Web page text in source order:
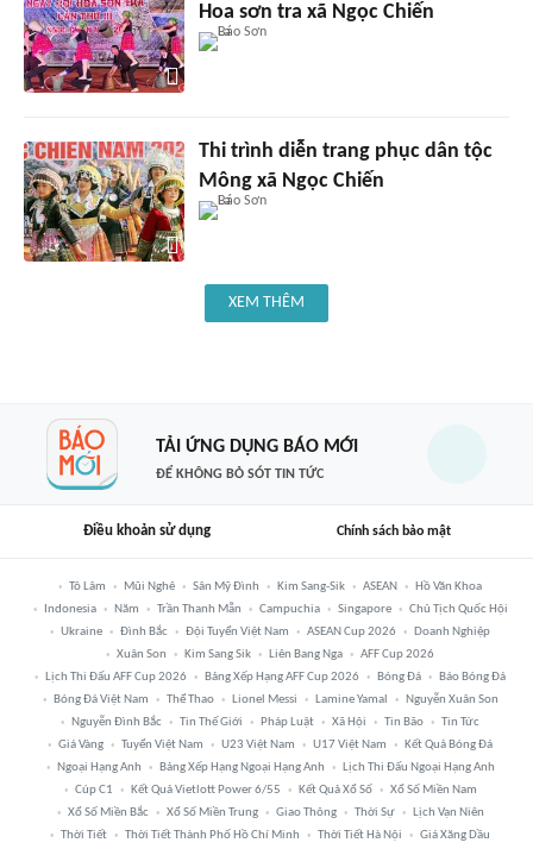
Hoa sơn tra xã Ngọc Chiến
Thi trình diễn trang phục dân tộc
Mông xã Ngọc Chiến
XEM THÊM
TẢI ỨNG DỤNG BÁO MỚI
ĐỂ KHÔNG BỎ SÓT TIN TỨC
Điều khoản sử dụng Chính sách bảo mật
Tô Lâm Mũi Nghê Sân Mỹ Đình Kim Sang-Sik ASEAN
Hồ Văn Khoa
Indonesia
Năm Trần Thanh Mẫn Campuchia Singapore
Chủ Tịch Quốc Hội
Ukraine
Đình Bắc Đội Tuyển Việt Nam ASEAN Cup 2026
Doanh Nghiệp
Xuân Son
Kim Sang Sik Liên Bang Nga
AFF Cup 2026
Lịch Thi Đấu AFF Cup 2026
Bảng Xếp Hạng AFF Cup 2026 Bóng Đá
Báo Bóng Đá
Bóng Đá Việt Nam
Thể Thao Lionel Messi Lamine Yamal
Nguyễn Xuân Son
Nguyễn Đình Bắc
Tin Thế Giới Pháp Luật Xã Hội Tin Bão
Tin Tức
Giá Vàng
Tuyển Việt Nam U23 Việt Nam U17 Việt Nam
Kết Quả Bóng Đá
Ngoại Hạng Anh
Bảng Xếp Hạng Ngoại Hạng Anh
Lịch Thi Đấu Ngoại Hạng Anh
Cúp C1
Kết Quả Vietlott Power 6/55 Kết Quả Xổ Số
Xổ Số Miền Nam
Xổ Số Miền Bắc
Xổ Số Miền Trung Giao Thông Thời Sự
Lịch Vạn Niên
Thời Tiết
Thời Tiết Thành Phố Hồ Chí Minh Thời Tiết Hà Nội Giá Xăng Dầu